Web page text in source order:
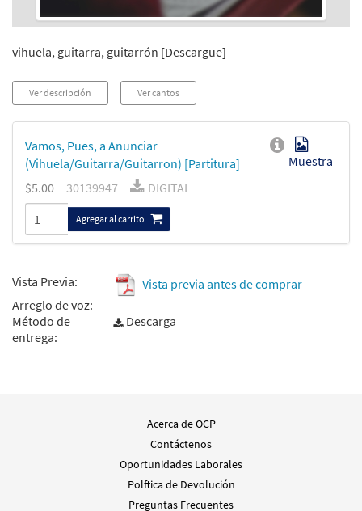
vihuela, guitarra, guitarrón [Descargue]
Ver descripción Ver cantos
Vamos, Pues, a Anunciar
(Vihuela/Guitarra/Guitarron) [Partitura]
Muestra
$5.00
30139947 DIGITAL
Agregar al carrito
Vista Previa:
Vista previa antes de comprar
Arreglo de voz:
Método de
entrega:
Descarga
Acerca de OCP
Contáctenos
Oportunidades Laborales
Polftica de Devolución
Preguntas Frecuentes